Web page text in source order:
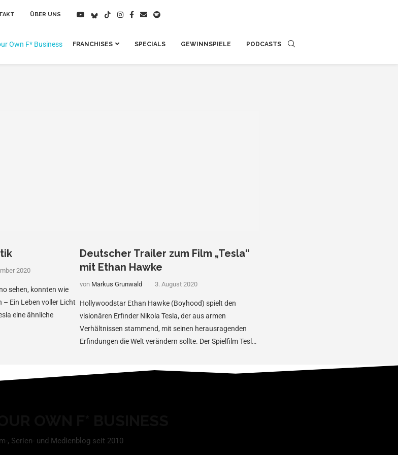
ÜBER UNS
FRANCHISES SPECIALS GEWINNSPIELE PODCASTS
2020
sehen, konnten wie
– Ein Leben voller Licht
eine ähnliche
Deutscher Trailer zum Film „Tesla“
mit Ethan Hawke
von Markus Grunwald 3. August 2020
Hollywoodstar Ethan Hawke (Boyhood) spielt den
visionären Erfinder Nikola Tesla, der aus armen
Verhältnissen stammend, mit seinen herausragenden
Erfindungen die Welt verändern sollte. Der Spielfilm Tesla
, Serien- und Medienblog seit 2010